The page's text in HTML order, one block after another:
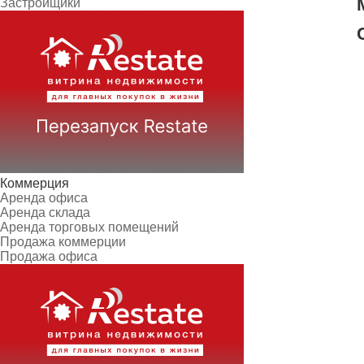
Застройщики
Коммерция
Аренда офиса
Аренда склада
Аренда торговых помещений
Продажа коммерции
Продажа офиса